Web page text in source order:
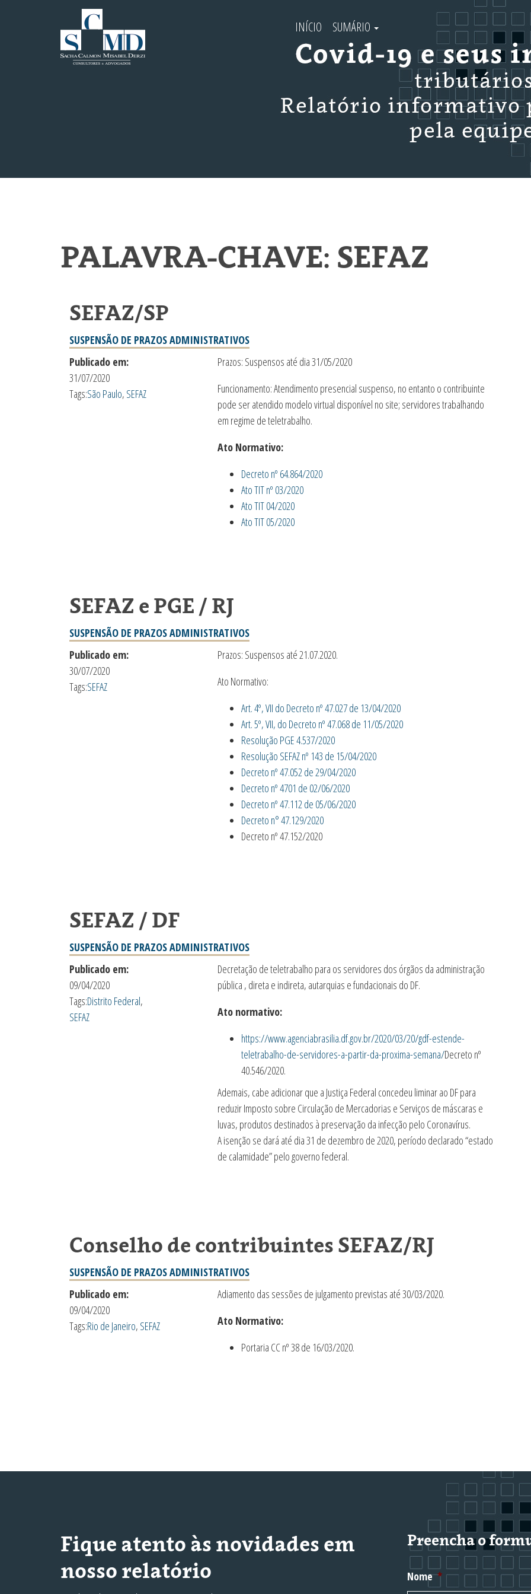
INÍCIO SUMÁRIO
PALAVRA-CHAVE: SEFAZ
SEFAZ/SP
SUSPENSÃO DE PRAZOS ADMINISTRATIVOS
Publicado em:
31/07/2020
Tags:São Paulo, SEFAZ
Prazos: Suspensos até dia 31/05/2020
Funcionamento: Atendimento presencial suspenso, no entanto o contribuinte
pode ser atendido modelo virtual disponível no site; servidores trabalhando
em regime de teletrabalho.
Ato Normativo:
Decreto nº 64.864/2020
Ato TIT nº 03/2020
Ato TIT 04/2020
Ato TIT 05/2020
SEFAZ e PGE / RJ
SUSPENSÃO DE PRAZOS ADMINISTRATIVOS
Publicado em:
30/07/2020
Tags:SEFAZ
Prazos: Suspensos até 21.07.2020.
Ato Normativo:
Art. 4º, VII do Decreto nº 47.027 de 13/04/2020
Art. 5º, VII, do Decreto nº 47.068 de 11/05/2020
Resolução PGE 4.537/2020
Resolução SEFAZ nº 143 de 15/04/2020
Decreto nº 47.052 de 29/04/2020
Decreto nº 4701 de 02/06/2020
Decreto nº 47.112 de 05/06/2020
Decreto n° 47.129/2020
Decreto nº 47.152/2020
SEFAZ / DF
SUSPENSÃO DE PRAZOS ADMINISTRATIVOS
Publicado em:
09/04/2020
Tags:Distrito Federal,
SEFAZ
Decretação de teletrabalho para os servidores dos órgãos da administração
pública , direta e indireta, autarquias e fundacionais do DF.
Ato normativo:
https://www.agenciabrasilia.df.gov.br/2020/03/20/gdf-estende-
teletrabalho-de-servidores-a-partir-da-proxima-semana/Decreto nº
40.546/2020.
Ademais, cabe adicionar que a Justiça Federal concedeu liminar ao DF para
reduzir Imposto sobre Circulação de Mercadorias e Serviços de máscaras e
luvas, produtos destinados à preservação da infecção pelo Coronavírus.
A isenção se dará até dia 31 de dezembro de 2020, período declarado “estado
de calamidade” pelo governo federal.
Conselho de contribuintes SEFAZ/RJ
SUSPENSÃO DE PRAZOS ADMINISTRATIVOS
Publicado em:
09/04/2020
Tags:Rio de Janeiro, SEFAZ
Adiamento das sessões de julgamento previstas até 30/03/2020.
Ato Normativo:
Portaria CC nº 38 de 16/03/2020.
Fique atento às novidades em
nosso relatório
Preencha o
Nome *